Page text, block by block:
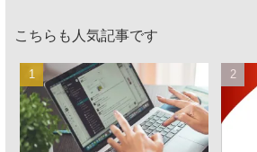
こちらも人気記事です